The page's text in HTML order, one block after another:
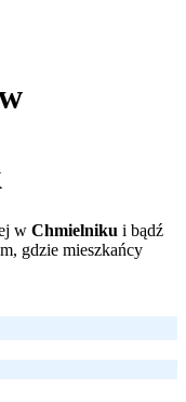
w Chmielniku i bądź
gdzie mieszkańcy